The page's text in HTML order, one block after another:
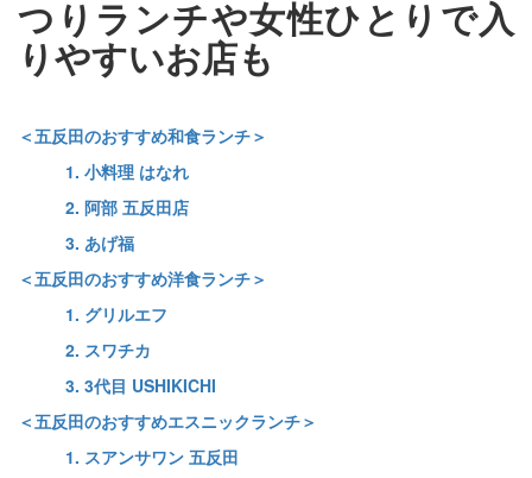
つりランチや女性ひとりで入
りやすいお店も
＜五反田のおすすめ和食ランチ＞
1. 小料理 はなれ
2. 阿部 五反田店
3. あげ福
＜五反田のおすすめ洋食ランチ＞
1. グリルエフ
2. スワチカ
3. 3代目 USHIKICHI
＜五反田のおすすめエスニックランチ＞
1. スアンサワン 五反田